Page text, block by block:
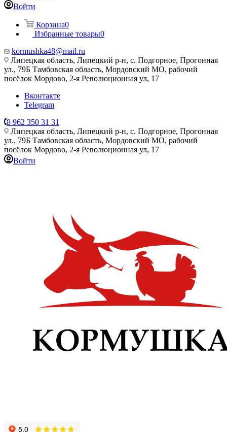
Войти
Корзина0
Избранные товары0
kormushka48@mail.ru
Липецкая область, Липецкий р-н, с. Подгорное, Прогонная
ул., 79Б Тамбовская область, Мордовский МО, рабочий
посёлок Мордово, 2-я Революционная ул, 17
Вконтакте
Telegram
8 962 350 31 31
Липецкая область, Липецкий р-н, с. Подгорное, Прогонная
ул., 79Б Тамбовская область, Мордовский МО, рабочий
посёлок Мордово, 2-я Революционная ул, 17
Войти